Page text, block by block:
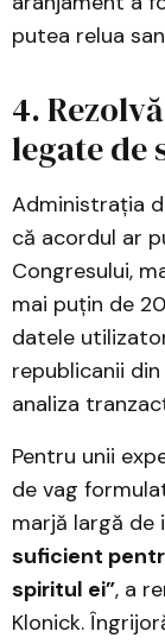
putea relua
4.
legate de
Administrația
că acordul ar
Congresului,
mai puțin de
datele
republicanii
analiza
Pentru unii
de vag
marjă largă de
suficient
spiritul ei”, a
Klonick.